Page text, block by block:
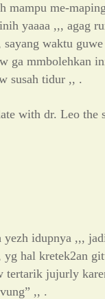
mampu me-
yaaaa ,,, agag
waktu
ga mmbolehkan
susah tidur ,, .
with dr. Leo the
idupnya ,,,
hal kretek2an
jujurly
,, .